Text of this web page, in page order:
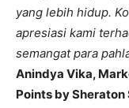
yang lebih hidup.
apresiasi kami
semangat para
Anindya Vika,
Points by Sheraton